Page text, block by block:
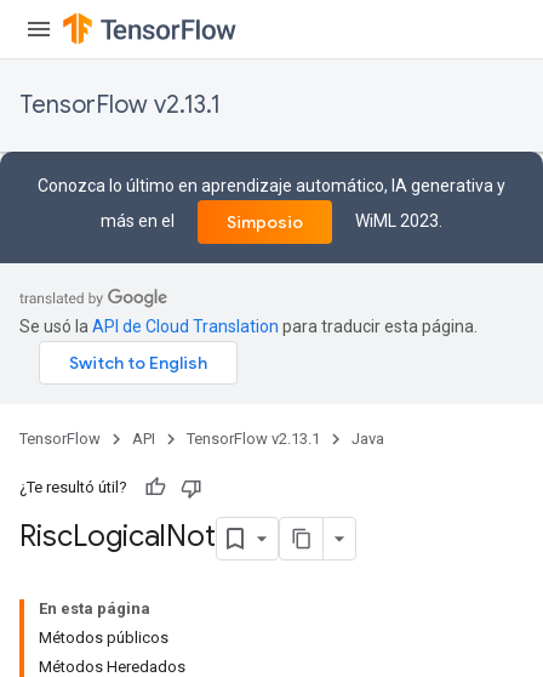
TensorFlow v2.13.1
Conozca lo último en aprendizaje automático, IA generativa y
más en el
Simposio WiML 2023.
Se usó la API de Cloud Translation para traducir esta página.
TensorFlow API TensorFlow v2.13.1 Java
¿Te resultó útil?
RiscLogicalNot
En esta página
Métodos públicos
Métodos Heredados